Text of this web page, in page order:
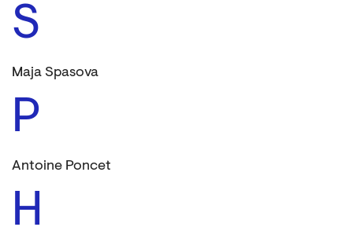
S
Maja Spasova
P
Antoine Poncet
H